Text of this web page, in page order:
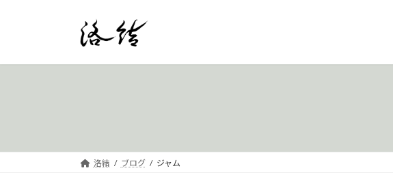
プ
動
洛結 ブログ ジャム